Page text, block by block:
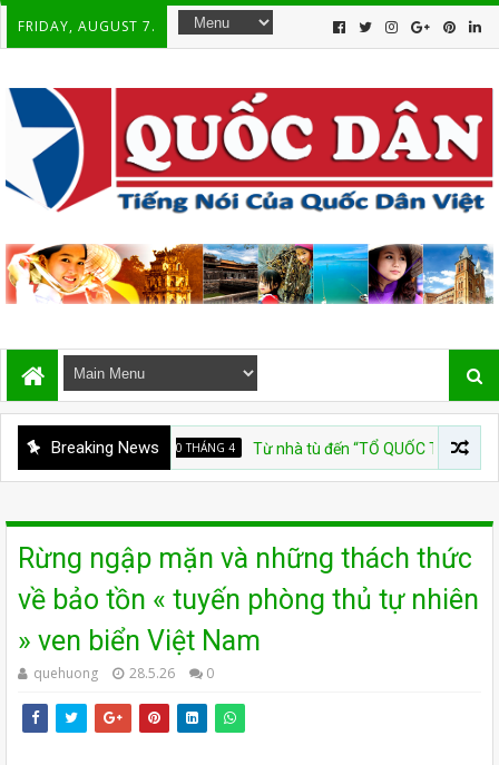
FRIDAY, AUGUST 7.
Breaking News
QUỐC HẬN 30 THÁNG 4 Từ nhà tù đến “TỔ QUỐC TRĂM NĂM”
Rừng ngập mặn và những thách thức
về bảo tồn « tuyến phòng thủ tự nhiên
» ven biển Việt Nam
quehuong 28.5.26 0